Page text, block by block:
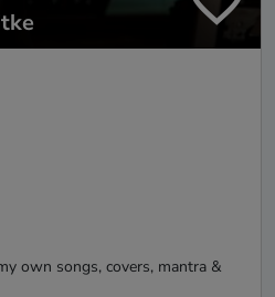
own songs, covers, mantra &